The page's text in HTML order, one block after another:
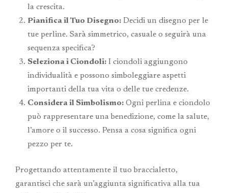
la crescita.
Pianifica il Tuo Disegno: Decidi un disegno per le
tue perline. Sarà simmetrico, casuale o seguirà una
sequenza specifica?
Seleziona i Ciondoli: I ciondoli aggiungono
individualità e possono simboleggiare aspetti
importanti della tua vita o delle tue credenze.
Considera il Simbolismo: Ogni perlina e ciondolo
può rappresentare una benedizione, come la salute,
l’amore o il successo. Pensa a cosa significa ogni
pezzo per te.
Progettando attentamente il tuo braccialetto,
garantisci che sarà un’aggiunta significativa alla tua